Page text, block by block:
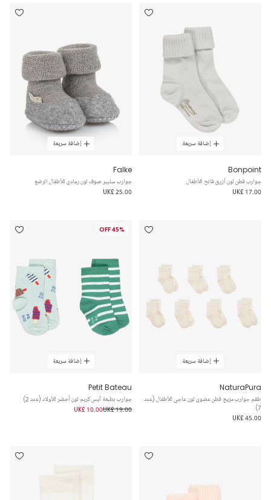
إضافة سريعة
Bonpoint
جوارب قطن لون أزرق فاتح للأطفال
UK£ 17.00
إضافة سريعة
Falke
جوارب سليبر صوف لون رمادي للأطفال الرضع
UK£ 25.00
إضافة سريعة
NaturaPura
طقم جوارب مزيج قطن عضوي لون عاجي للأطفال (عدد
7)
UK£ 45.00
45% OFF
إضافة سريعة
Petit Bateau
جوارب بطبعة آيس كريم لون أخضر للأولاد (عدد 2)
UK£ 19.00
UK£ 10.00